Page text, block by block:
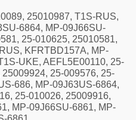
25010987, T1S-RUS,
6864, MP-09J66SU-
25-010625, 25010581,
KFRTBD157A, MP-
UKE, AEFL5E00110, 25-
25-009576, 25-
686, MP-09J63US-6864,
25-010026, 25009916,
MP-09J66SU-6861, MP-